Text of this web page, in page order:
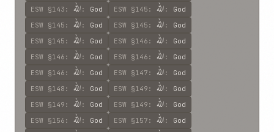
ESW §143 : اللّه : God ESW §145 : اللّه : God
ESW §145 : اللّه : God ESW §145 : اللّه : God
ESW §145 : اللّه : God ESW §146 : اللّه : God
ESW §146 : اللّه : God ESW §146 : اللّه : God
ESW §146 : اللّه : God ESW §147 : اللّه : God
ESW §148 : اللّه : God ESW §149 : اللّه : God
ESW §149 : اللّه : God ESW §149 : اللّه : God
ESW §156 : اللّه : God ESW §157 : اللّه : God